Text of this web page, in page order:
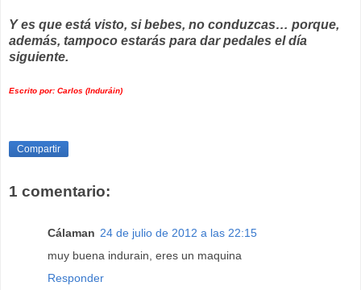
Y es que está visto, si bebes, no conduzcas… porque,
además, tampoco estarás para dar pedales el día
siguiente.
Escrito por: Carlos (Induráin)
Compartir
1 comentario:
Cálaman 24 de julio de 2012 a las 22:15
muy buena indurain, eres un maquina
Responder